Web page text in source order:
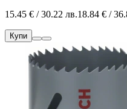
15.45 € / 30.22 лв.18.84 € /
Купи